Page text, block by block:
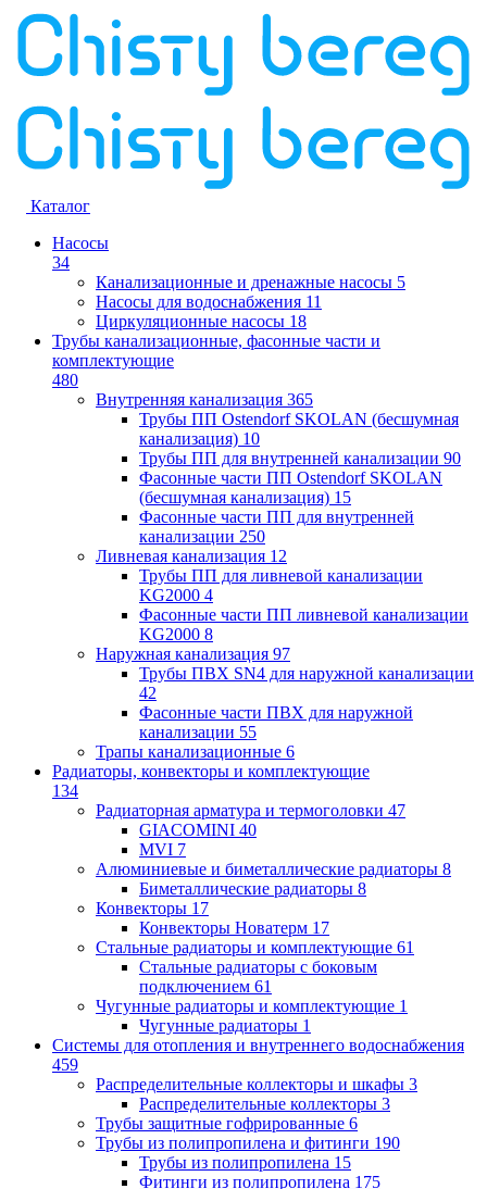
Каталог
Насосы
34
Канализационные и дренажные насосы 5
Насосы для водоснабжения 11
Циркуляционные насосы 18
Трубы канализационные, фасонные части и
комплектующие
480
Внутренняя канализация 365
Трубы ПП Ostendorf SKOLAN (бесшумная
канализация) 10
Трубы ПП для внутренней канализации 90
Фасонные части ПП Ostendorf SKOLAN
(бесшумная канализация) 15
Фасонные части ПП для внутренней
канализации 250
Ливневая канализация 12
Трубы ПП для ливневой канализации
KG2000 4
Фасонные части ПП ливневой канализации
KG2000 8
Наружная канализация 97
Трубы ПВХ SN4 для наружной канализации
42
Фасонные части ПВХ для наружной
канализации 55
Трапы канализационные 6
Радиаторы, конвекторы и комплектующие
134
Радиаторная арматура и термоголовки 47
GIACOMINI 40
MVI 7
Алюминиевые и биметаллические радиаторы 8
Биметаллические радиаторы 8
Конвекторы 17
Конвекторы Новатерм 17
Стальные радиаторы и комплектующие 61
Стальные радиаторы с боковым
подключением 61
Чугунные радиаторы и комплектующие 1
Чугунные радиаторы 1
Системы для отопления и внутреннего водоснабжения
459
Распределительные коллекторы и шкафы 3
Распределительные коллекторы 3
Трубы защитные гофрированные 6
Трубы из полипропилена и фитинги 190
Трубы из полипропилена 15
Фитинги из полипропилена 175